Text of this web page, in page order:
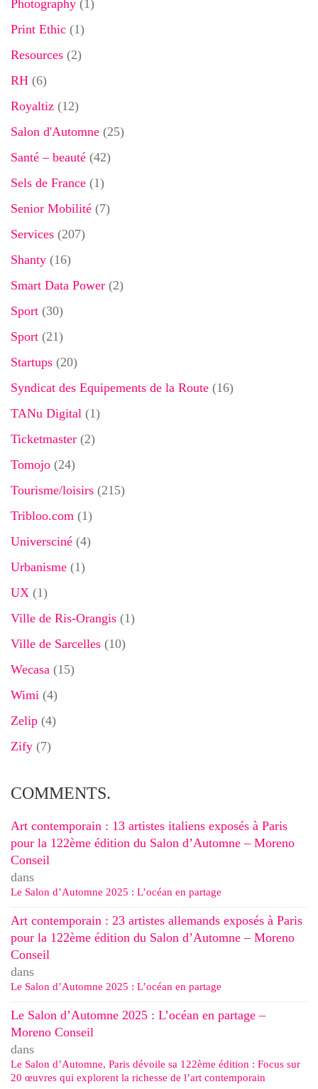
Photography (1)
Print Ethic (1)
Resources (2)
RH (6)
Royaltiz (12)
Salon d'Automne (25)
Santé – beauté (42)
Sels de France (1)
Senior Mobilité (7)
Services (207)
Shanty (16)
Smart Data Power (2)
Sport (30)
Sport (21)
Startups (20)
Syndicat des Equipements de la Route (16)
TANu Digital (1)
Ticketmaster (2)
Tomojo (24)
Tourisme/loisirs (215)
Tribloo.com (1)
Universciné (4)
Urbanisme (1)
UX (1)
Ville de Ris-Orangis (1)
Ville de Sarcelles (10)
Wecasa (15)
Wimi (4)
Zelip (4)
Zify (7)
COMMENTS.
Art contemporain : 13 artistes italiens exposés à Paris
pour la 122ème édition du Salon d’Automne – Moreno
Conseil
dans
Le Salon d’Automne 2025 : L’océan en partage
Art contemporain : 23 artistes allemands exposés à Paris
pour la 122ème édition du Salon d’Automne – Moreno
Conseil
dans
Le Salon d’Automne 2025 : L’océan en partage
Le Salon d’Automne 2025 : L’océan en partage –
Moreno Conseil
dans
Le Salon d’Automne, Paris dévoile sa 122ème édition : Focus sur
20 œuvres qui explorent la richesse de l’art contemporain